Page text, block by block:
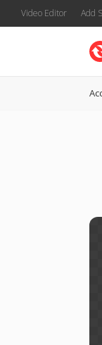
Video Editor Add